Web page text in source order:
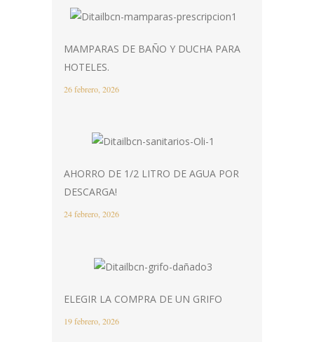
MAMPARAS DE BAÑO Y DUCHA PARA
HOTELES.
26 febrero, 2026
AHORRO DE 1/2 LITRO DE AGUA POR
DESCARGA!
24 febrero, 2026
ELEGIR LA COMPRA DE UN GRIFO
19 febrero, 2026